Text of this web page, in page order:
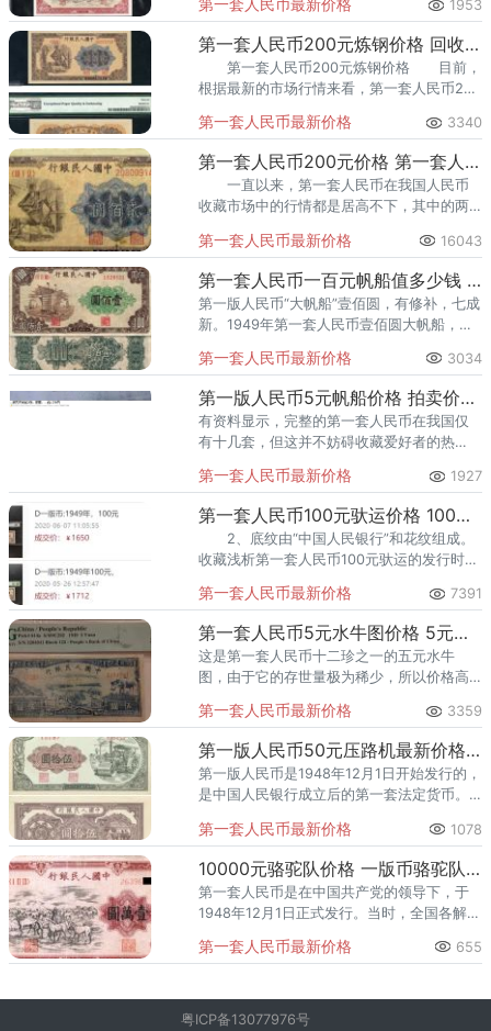
第一套人民币最新价格 1953
第一套人民币200元炼钢价格 回收价格具体是
第一套人民币200元炼钢价格 目前，
根据最新的市场行情来看，第一套人民币200
2600元。
第一套人民币最新价格 3340
第一套人民币200元价格 第一套人民币200元图片
一直以来，第一套人民币在我国人民币
收藏市场中的行情都是居高不下，其中的两
个面值之一了。
第一套人民币最新价格 16043
第一套人民币一百元帆船值多少钱 收藏意义大吗
第一版人民币“大帆船”壹佰圆，有修补，七成
新。1949年第一套人民币壹佰圆大帆船，
第一套人民币最新价格 3034
第一版人民币5元帆船价格 拍卖价格具体是多少
有资料显示，完整的第一套人民币在我国仅
有十几套，但这并不妨碍收藏爱好者的热
望，今天我们来看下第一版人民币5元帆船的
价格分析。
第一套人民币最新价格 1927
第一套人民币100元驮运价格 100元驮运暗记
2、底纹由“中国人民银行”和花纹组成。
收藏浅析第一套人民币100元驮运的发行时间
通。
第一套人民币最新价格 7391
第一套人民币5元水牛图价格 5元水牛图价格
这是第一套人民币十二珍之一的五元水牛
图，由于它的存世量极为稀少，所以价格高
值的普通版本。 这是两张不同品相的水
牛图，一张评分为15，另一张为
第一套人民币最新价格 3359
第一版人民币50元压路机最新价格与收藏价值
第一版人民币是1948年12月1日开始发行的，
是中国人民银行成立后的第一套法定货币。
一款珍贵品种，其发行时间为1949年11月。
这款50元压
第一套人民币最新价格 1078
10000元骆驼队价格 一版币骆驼队值多少钱
第一套人民币是在中国共产党的领导下，于
1948年12月1日正式发行。当时，全国各解放
了极大不便。为了改变这一状况，中国人民
第一套人民币最新价格 655
粤ICP备13077976号